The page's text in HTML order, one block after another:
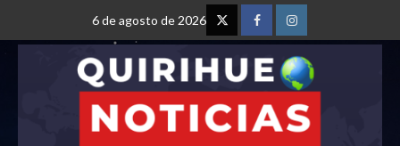
6 de agosto de 2026